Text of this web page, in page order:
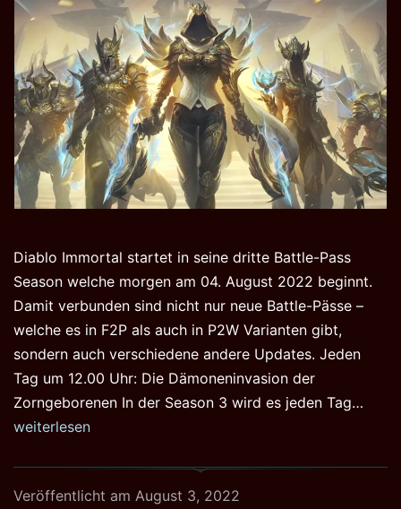
Diablo Immortal startet in seine dritte Battle-Pass
Season welche morgen am 04. August 2022 beginnt.
Damit verbunden sind nicht nur neue Battle-Pässe –
welche es in F2P als auch in P2W Varianten gibt,
sondern auch verschiedene andere Updates. Jeden
Tag um 12.00 Uhr: Die Dämoneninvasion der
Zorngeborenen In der Season 3 wird es jeden Tag…
3
weiterlesen
Veröffentlicht am August 3, 2022